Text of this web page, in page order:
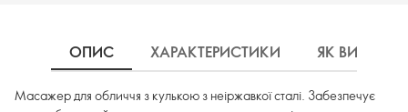
ОПИС ХАРАКТЕРИСТИКИ ЯК
Масажер для обличчя з кулькою з неіржавкої сталі. Забезпечує